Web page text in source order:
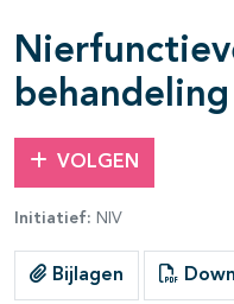
behandeling
VOLGEN
Initiatief: NIV
Bijlagen